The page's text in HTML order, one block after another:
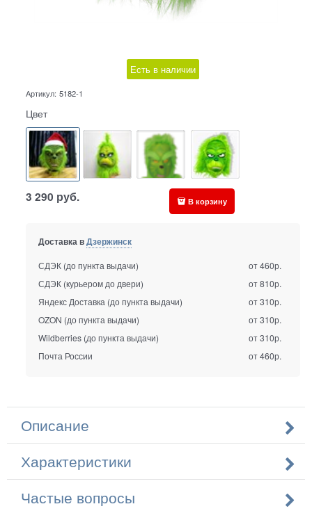
Есть в наличии
Артикул: 5182-1
Цвет
3 290 руб. В корзину
Доставка вДзержинск
СДЭК (до пункта выдачи)
от 460р.
СДЭК (курьером до двери)
от 810р.
Яндекс Доставка (до пункта выдачи)
от 310р.
OZON (до пункта выдачи)
от 310р.
Wildberries (до пункта выдачи)
от 310р.
Почта России
от 460р.
Описание
Характеристики
Частые вопросы